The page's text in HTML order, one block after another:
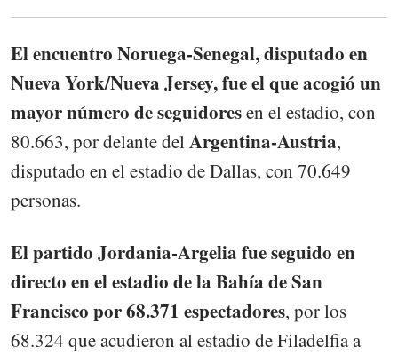
El encuentro Noruega-Senegal, disputado en
Nueva York/Nueva Jersey, fue el que acogió un
mayor número de seguidoresen el estadio, con
80.663, por delante delArgentina-Austria,
disputado en el estadio de Dallas, con 70.649
personas.
El partido Jordania-Argelia fue seguido en
directo en el estadio de la Bahía de San
Francisco por 68.371 espectadores, por los
68.324 que acudieron al estadio de Filadelfia a